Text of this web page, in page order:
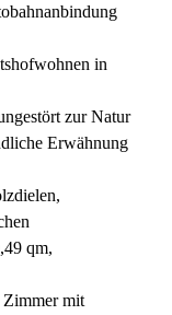
in
zur Natur
Erwähnung
qm,
Zimmer mit